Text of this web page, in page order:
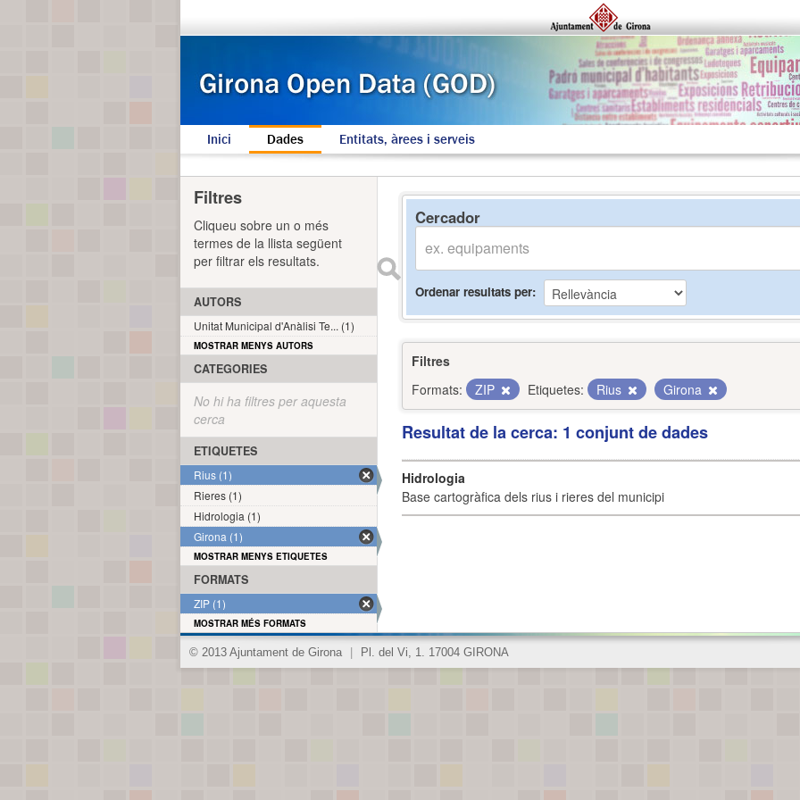
Inici Dades Entitats, àrees i serveis
Cercador
Ordenar resultats per
Filtres
Formats:
ZIP Etiquetes: Rius Girona
Resultat de la cerca: 1 conjunt de dades
Hidrologia
Base cartogràfica dels rius i rieres del municipi
Filtres
Cliqueu sobre un o més
termes de la llista següent
per filtrar els resultats.
AUTORS
Unitat Municipal d'Anàlisi Te... (1)
MOSTRAR MENYS AUTORS
CATEGORIES
No hi ha filtres per aquesta
cerca
ETIQUETES
Rius (1)
Rieres (1)
Hidrologia (1)
Girona (1)
MOSTRAR MENYS ETIQUETES
FORMATS
ZIP (1)
MOSTRAR MÉS FORMATS
© 2013 Ajuntament de Girona Pl. del Vi, 1. 17004 GIRONA